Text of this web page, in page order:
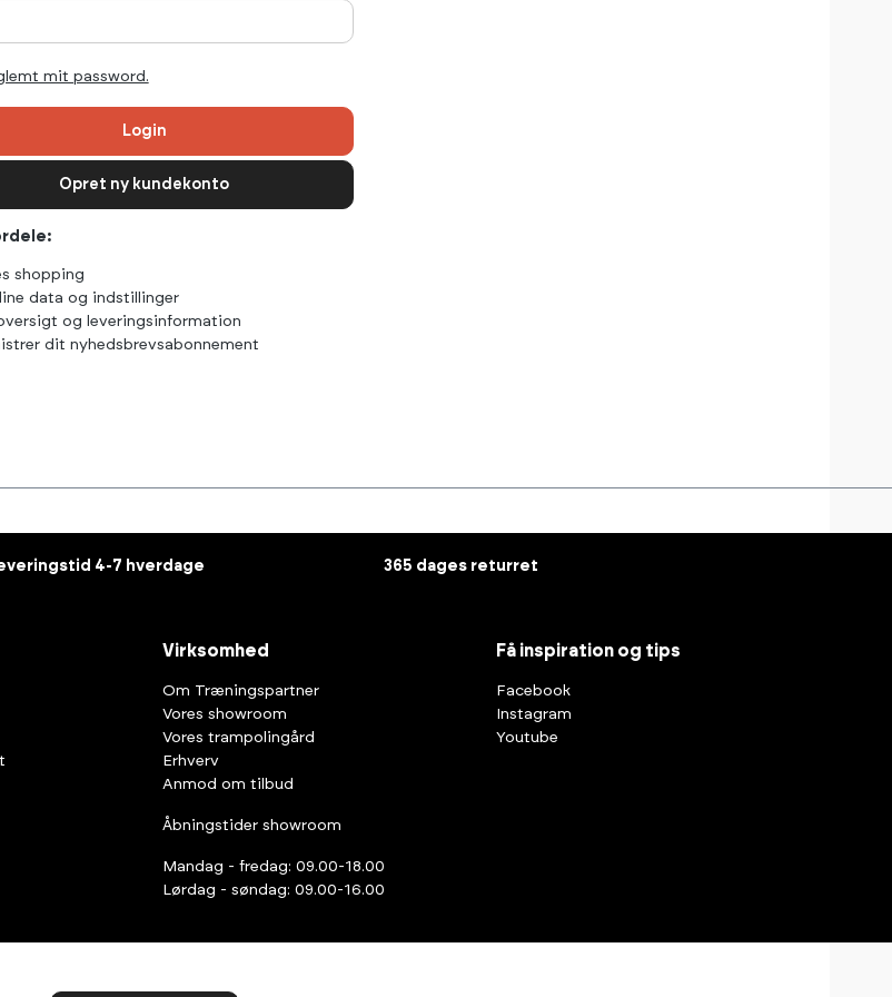
mit password.
Login
Opret ny kundekonto
shopping
data og indstillinger
og leveringsinformation
dit nyhedsbrevsabonnement
4-7 hverdage 365 dages returret
Virksomhed
Om Træningspartner
Vores showroom
Vores trampolingård
Erhverv
Anmod om tilbud
Åbningstider showroom
Mandag - fredag: 09.00-18.00
Lørdag - søndag: 09.00-16.00
Få inspiration og tips
Facebook
Instagram
Youtube